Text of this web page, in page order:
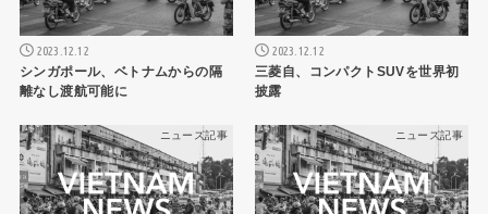
2023.12.12
シンガポール、ベトナムからの隔
離なし渡航可能に
2023.12.12
三菱自、コンパクトSUVを世界初
披露
ニュース記事 ニュース記事